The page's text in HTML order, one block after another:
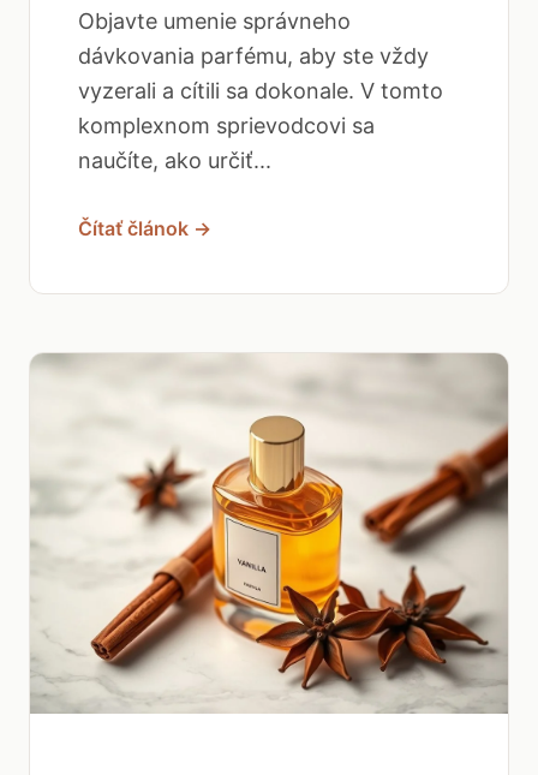
Objavte umenie správneho
dávkovania parfému, aby ste vždy
vyzerali a cítili sa dokonale. V tomto
komplexnom sprievodcovi sa
naučíte, ako určiť...
Čítať článok →